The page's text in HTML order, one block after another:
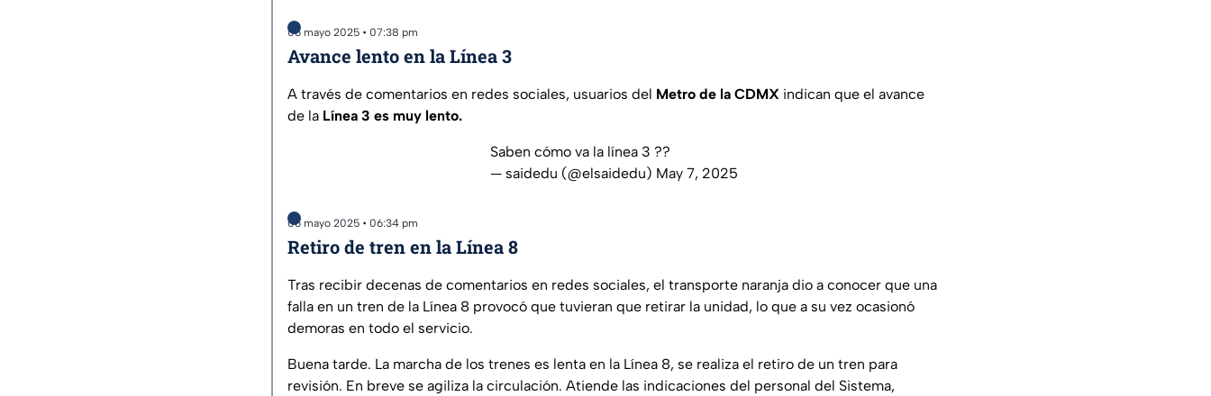
06 mayo 2025 • 07:38 pm
Avance lento en la Línea 3
A través de comentarios en redes sociales, usuarios del Metro de la CDMX indican que el avance
de la Línea 3 es muy lento.
Saben cómo va la línea 3 ??
— saidedu (@elsaidedu) May 7, 2025
06 mayo 2025 • 06:34 pm
Retiro de tren en la Línea 8
Tras recibir decenas de comentarios en redes sociales, el transporte naranja dio a conocer que una
falla en un tren de la Línea 8 provocó que tuvieran que retirar la unidad, lo que a su vez ocasionó
demoras en todo el servicio.
Buena tarde. La marcha de los trenes es lenta en la Línea 8, se realiza el retiro de un tren para
revisión. En breve se agiliza la circulación. Atiende las indicaciones del personal del Sistema,